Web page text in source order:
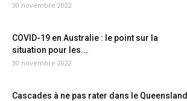
30 novembre 2022
COVID-19 en Australie : le point sur la
situation pour les...
30 novembre 2022
Cascades à ne pas rater dans le Queensland